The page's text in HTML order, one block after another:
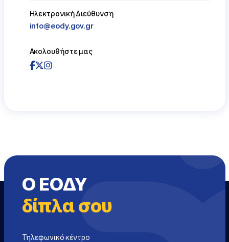
Ηλεκτρονική Διεύθυνση
info@eody.gov.gr
Ακολουθήστε μας
Ο ΕΟΔΥ
δίπλα σου
Τηλεφωνικό κέντρο